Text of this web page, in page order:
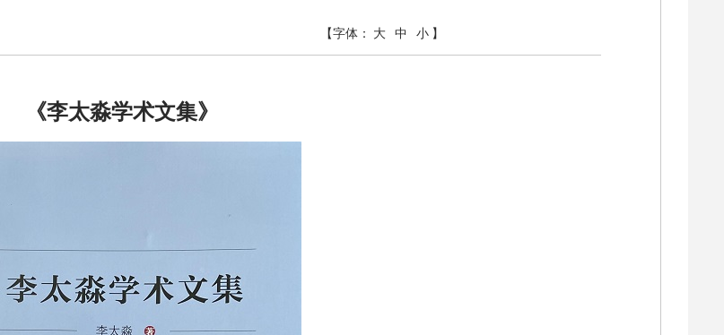
【字体： 大 中 小 】
《李太淼学术文集》